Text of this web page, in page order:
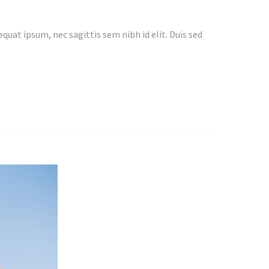
ipsum, nec sagittis sem nibh id elit. Duis sed